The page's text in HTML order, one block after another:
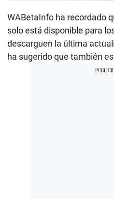
WABetaInfo ha recordado
solo está disponible para
descarguen la última
ha sugerido que también